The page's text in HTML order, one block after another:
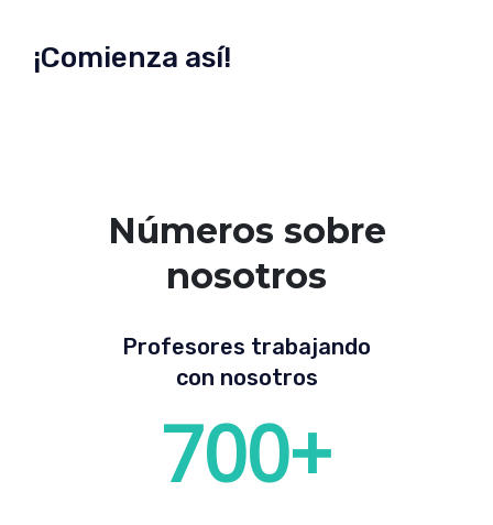
¡Comienza así!
Números sobre
nosotros
Profesores trabajando
con nosotros
700+